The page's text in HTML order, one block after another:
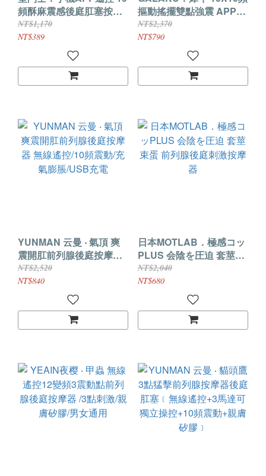
頻酥麻震感後庭肛塞按摩
器﹝一機雙控+男女通用
+前列腺刺激+流線順滑入
NT$1,170
NT$389
摳動搖擺雙點強震 APP遠
距操作 前列腺按摩器【黑
武士】
NT$2,370
NT$790
YUNMAN 云曼 ‧ 氣頂 爽
震開肛前列腺後庭按摩器
無線遙控/10頻震動/充氣膨
脹/USB充電
NT$2,520
NT$840
日本MOTLAB．極感コッ
PLUS 会陰を圧迫 套莖束
蛋 前列腺後庭刺激按摩器
NT$2,040
NT$680